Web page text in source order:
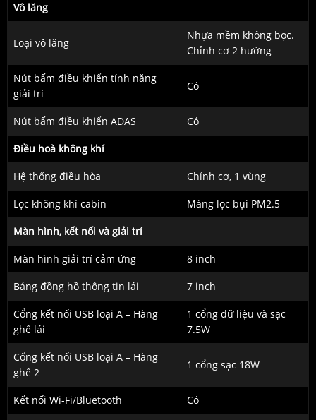
Vô lăng
Loại vô lăng
Nhựa mềm không bọc.
Chỉnh cơ 2 hướng
Nút bấm điều khiển tính năng
giải trí
Có
Nút bấm điều khiển ADAS Có
Điều hoà không khí
Hệ thống điều hòa Chỉnh cơ, 1 vùng
Lọc không khí cabin Màng lọc bụi PM2.5
Màn hình, kết nối và giải trí
Màn hình giải trí cảm ứng 8 inch
Bảng đồng hồ thông tin lái 7 inch
Cổng kết nối USB loại A – Hàng
ghế lái
1 cổng dữ liệu và sạc
7.5W
Cổng kết nối USB loại A – Hàng
ghế 2
1 cổng sạc 18W
Kết nối Wi-Fi/Bluetooth Có